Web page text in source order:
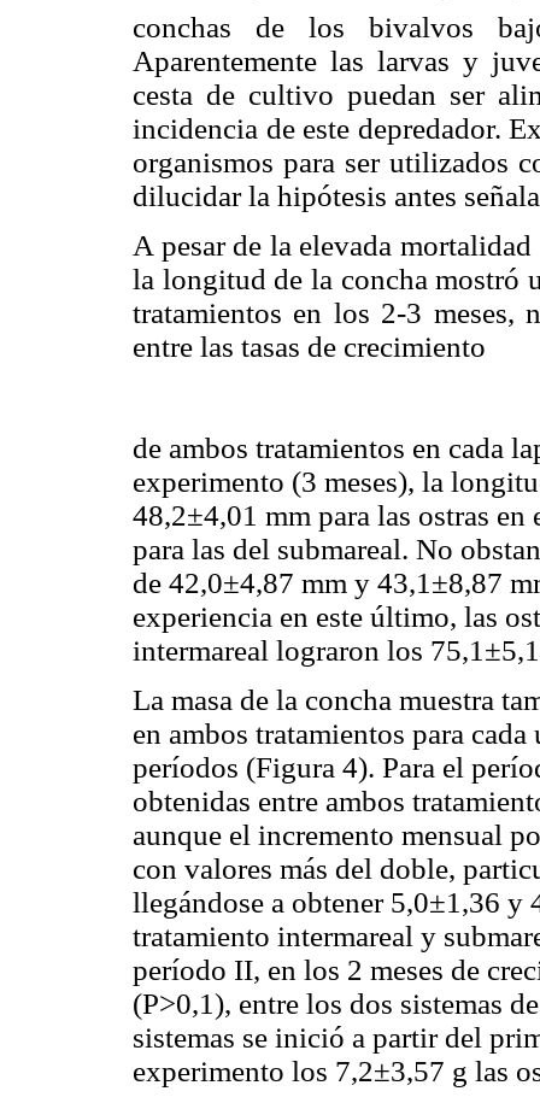
conchas de los bivalvos
Aparentemente las larvas y
cesta de cultivo puedan ser
incidencia de este depredador.
organismos para ser utilizados
dilucidar la hipótesis antes
A pesar de la elevada
la longitud de la concha mostró
tratamientos en los 2-3 meses,
entre las tasas de crecimiento
de ambos tratamientos en cada
experimento (3 meses), la
48,2±4,01 mm para las ostras
para las del submareal. No
de 42,0±4,87 mm y 43,1±8,87
experiencia en este último, las
intermareal lograron los
La masa de la concha muestra
en ambos tratamientos para
períodos (Figura 4). Para el
obtenidas entre ambos
aunque el incremento mensual
con valores más del doble,
llegándose a obtener 5,0±1,36 y
tratamiento intermareal y
período II, en los 2 meses de
(P>0,1), entre los dos sistemas
sistemas se inició a partir del
experimento los 7,2±3,57 g las